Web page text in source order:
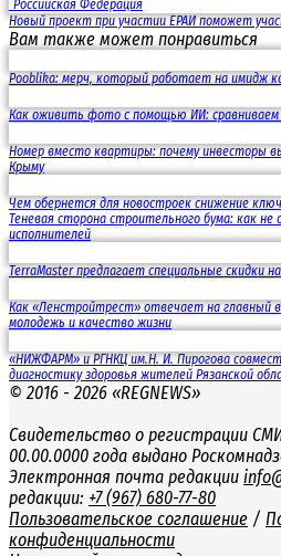
Российская Федерация
Новый проект при участии ЕРАИ поможет
Вам также может понравиться
Pooblika: мерч, который работает на имидж
Как оживить фото с помощью ИИ: сравниваем
Номер вместо квартиры: почему инвесторы
Крыму
Чем обернется для новостроек снижение
Теневая сторона строительного бума: как
исполнителей
TerraMaster предлагает специальные скидки
Как «Ленстройтрест» отвечает на главный
молодежь и качество жизни
«НИЖФАРМ» и РГНКЦ им.Н. И. Пирогова
диагностику здоровья жителей Рязанской
© 2016 - 2026 «REGNEWS»
Свидетельство о регистрации
00.00.0000 года выдано
Электронная почта редакции
редакции: +7 (967) 680-77-80
Пользовательское соглашение /
конфиденциальности